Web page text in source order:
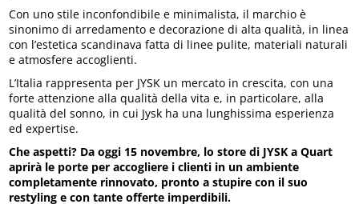
Con uno stile inconfondibile e minimalista, il marchio è
sinonimo di arredamento e decorazione di alta qualità, in linea
con l’estetica scandinava fatta di linee pulite, materiali naturali
e atmosfere accoglienti.
L’Italia rappresenta per JYSK un mercato in crescita, con una
forte attenzione alla qualità della vita e, in particolare, alla
qualità del sonno, in cui Jysk ha una lunghissima esperienza
ed expertise.
Che aspetti? Da oggi 15 novembre, lo store di JYSK a Quart
aprirà le porte per accogliere i clienti in un ambiente
completamente rinnovato, pronto a stupire con il suo
restyling e con tante offerte imperdibili.